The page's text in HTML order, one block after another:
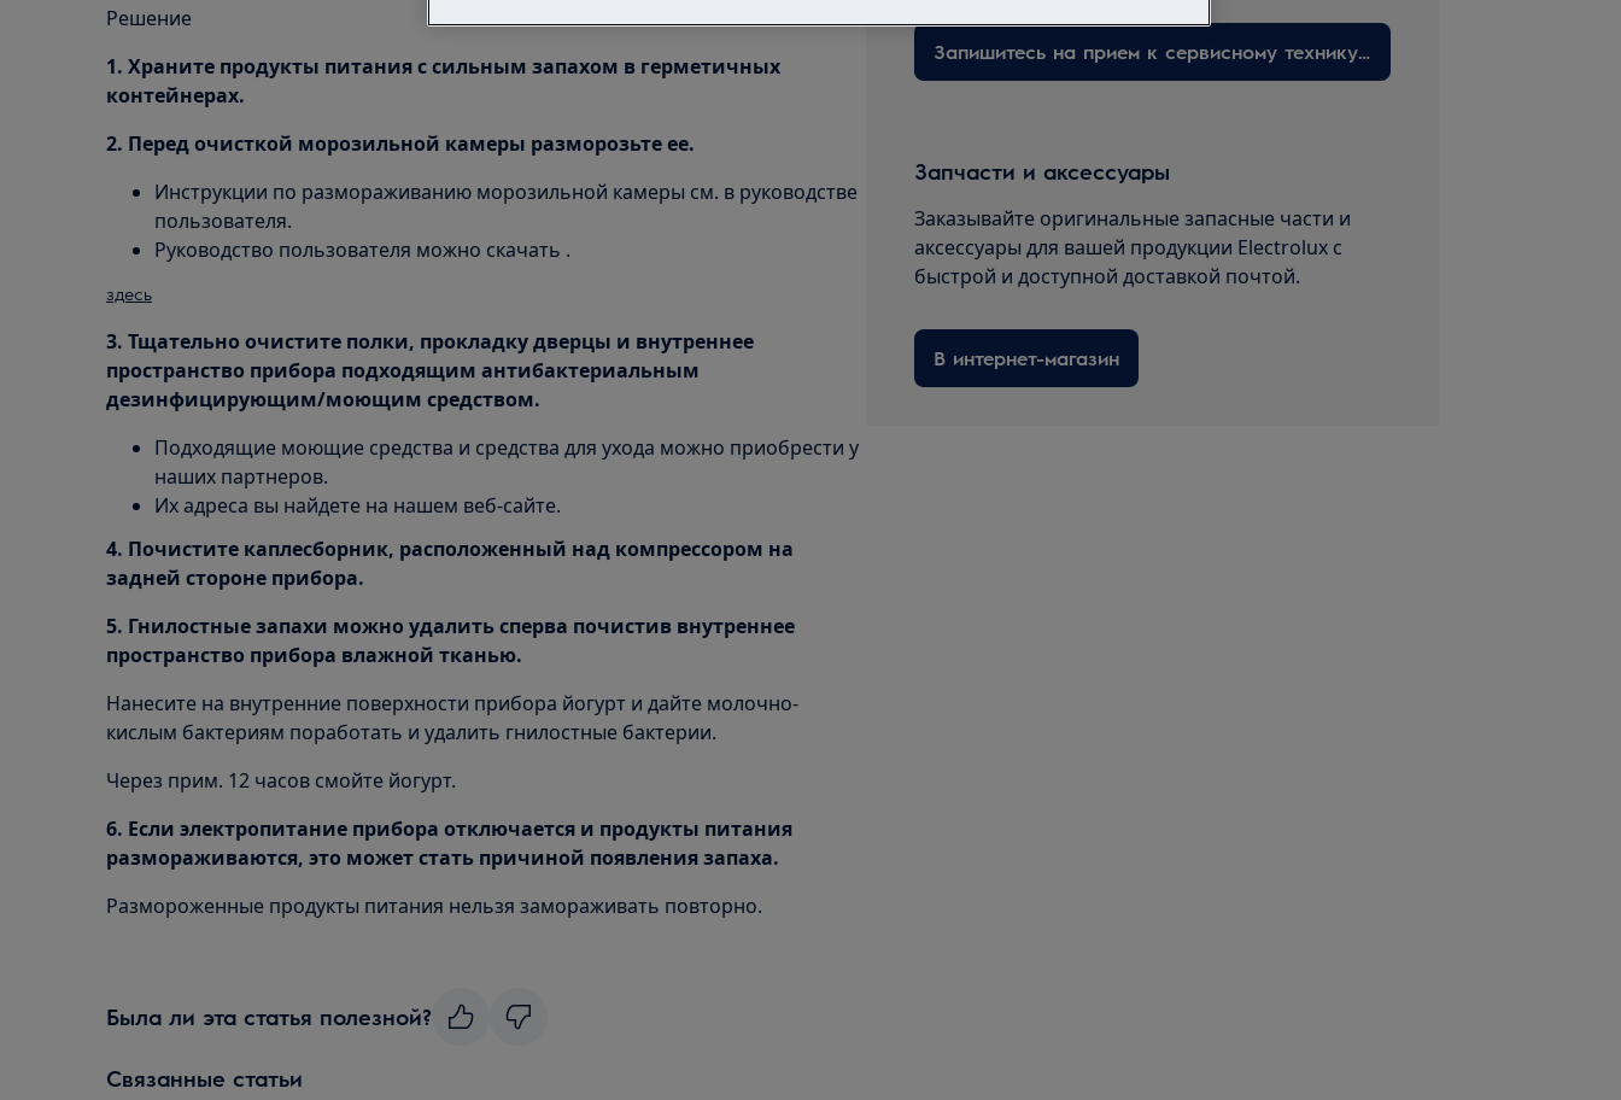
Решение
1. Храните продукты питания с сильным запахом в герметичных
контейнерах.
2. Перед очисткой морозильной камеры разморозьте ее.
Инструкции по размораживанию морозильной камеры см. в руководстве
пользователя.
Руководство пользователя можно скачать .
здесь
3. Тщательно очистите полки, прокладку дверцы и внутреннее
пространство прибора подходящим антибактериальным
дезинфицирующим/моющим средством.
Подходящие моющие средства и средства для ухода можно приобрести у
наших партнеров.
Их адреса вы найдете на нашем веб-сайте.
4. Почистите каплесборник, расположенный над компрессором на
задней стороне прибора.
5. Гнилостные запахи можно удалить сперва почистив внутреннее
пространство прибора влажной тканью.
Нанесите на внутренние поверхности прибора йогурт и дайте молочно-
кислым бактериям поработать и удалить гнилостные бактерии.
Через прим. 12 часов смойте йогурт.
6. Если электропитание прибора отключается и продукты питания
размораживаются, это может стать причиной появления запаха.
Размороженные продукты питания нельзя замораживать повторно.
Была ли эта статья полезной?
Связанные статьи
Запишитесь на прием к сервисному технику здесь
Запчасти и аксессуары
Заказывайте оригинальные запасные части и
аксессуары для вашей продукции Electrolux с
быстрой и доступной доставкой почтой.
В интернет-магазин